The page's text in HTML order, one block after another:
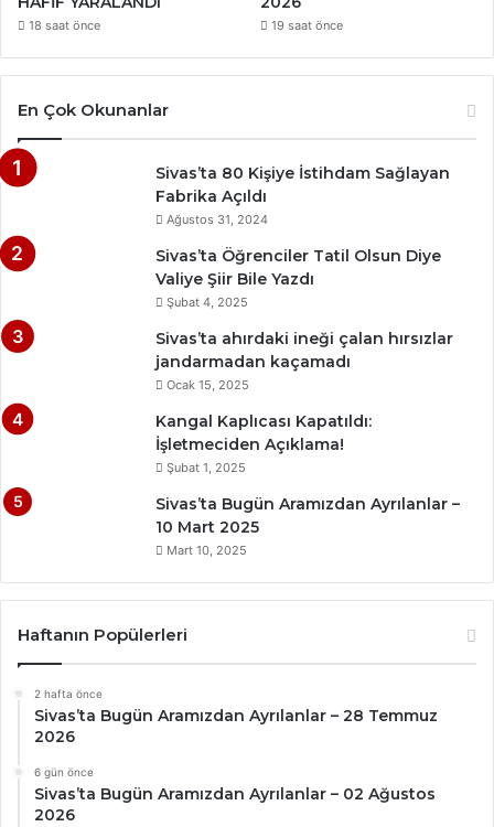
18 saat önce 19 saat önce
En Çok Okunanlar
Sivas’ta 80 Kişiye İstihdam Sağlayan
Fabrika Açıldı
Ağustos 31, 2024
Sivas’ta Öğrenciler Tatil Olsun Diye
Valiye Şiir Bile Yazdı
Şubat 4, 2025
Sivas’ta ahırdaki ineği çalan hırsızlar
jandarmadan kaçamadı
Ocak 15, 2025
Kangal Kaplıcası Kapatıldı:
İşletmeciden Açıklama!
Şubat 1, 2025
Sivas’ta Bugün Aramızdan Ayrılanlar –
10 Mart 2025
Mart 10, 2025
Haftanın Popülerleri
2 hafta önce
Sivas’ta Bugün Aramızdan Ayrılanlar – 28 Temmuz
2026
6 gün önce
Sivas’ta Bugün Aramızdan Ayrılanlar – 02 Ağustos
2026